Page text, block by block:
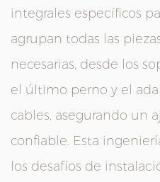
integrales específicos
agrupan todas las
necesarias, desde los
el último perno y el
cables, asegurando un
confiable. Esta
los desafíos de